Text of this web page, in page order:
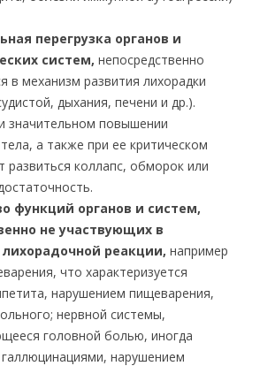
перегрузка органов и
систем, непосредственно
в механизм развития лихорадки
дыхания, печени и др.).
значительном повышении
а также при ее критическом
развиться коллапс, обморок или
функций органов и систем,
не участвующих в
реакции, например
что характеризуется
нарушением пищеварения,
нервной системы,
головной болью, иногда
нарушением